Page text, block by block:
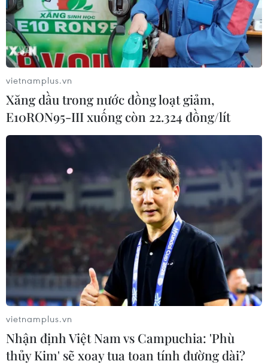
trường, đã có nhiều học sinh ủng hộ cách làm
này, có bình luận tích cực về cuộc sống./.
(TTXVN/Vietnam+)
#Dịch COVID-19 #Bán vé số
#Suất cơm 0 đồng
#Người nghèo
#Khẩu trang
TP. Cần Thơ
vietnamplus.vn
Xăng dầu trong nước đồng loạt giảm,
E10RON95-III xuống còn 22.324 đồng/lít
vietnamplus.vn
Nhận định Việt Nam vs Campuchia: 'Phù
thủy Kim' sẽ xoay tua toan tính đường dài?